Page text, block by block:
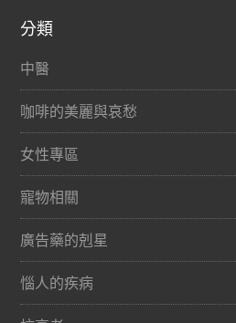
分類
中醫
咖啡的美麗與哀愁
女性專區
寵物相關
廣告藥的剋星
惱人的疾病